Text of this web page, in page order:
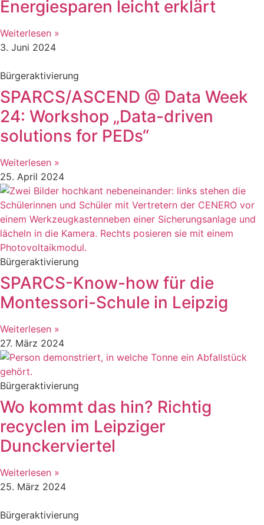
Energiesparen leicht erklärt
Weiterlesen »
3. Juni 2024
Bürgeraktivierung
SPARCS/ASCEND @ Data Week
24: Workshop „Data-driven
solutions for PEDs“
Weiterlesen »
25. April 2024
Bürgeraktivierung
SPARCS-Know-how für die
Montessori-Schule in Leipzig
Weiterlesen »
27. März 2024
Bürgeraktivierung
Wo kommt das hin? Richtig
recyclen im Leipziger
Dunckerviertel
Weiterlesen »
25. März 2024
Bürgeraktivierung